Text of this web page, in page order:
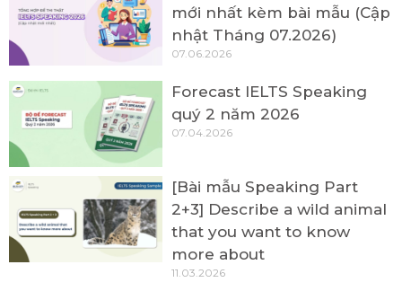
mới nhất kèm bài mẫu (Cập
nhật Tháng 07.2026)
07.06.2026
Forecast IELTS Speaking
quý 2 năm 2026
07.04.2026
[Bài mẫu Speaking Part
2+3] Describe a wild animal
that you want to know
more about
11.03.2026